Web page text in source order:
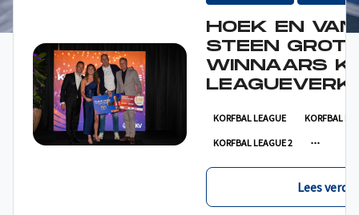
HOEK EN VAN
STEEN
WINNAARS
KORFBAL LEAGUE KORFBAL
KORFBAL LEAGUE 2
Lees verder